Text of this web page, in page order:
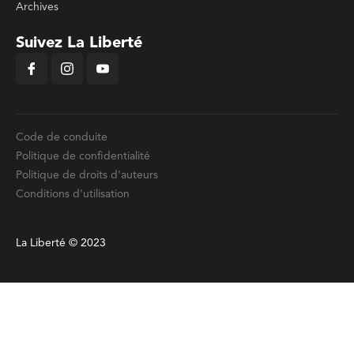
Archives
Suivez La Liberté
Code de conduite
Politique de confidentialité
Politique de droits d'auteurs
Conditions d'utilisation
La Liberté © 2023